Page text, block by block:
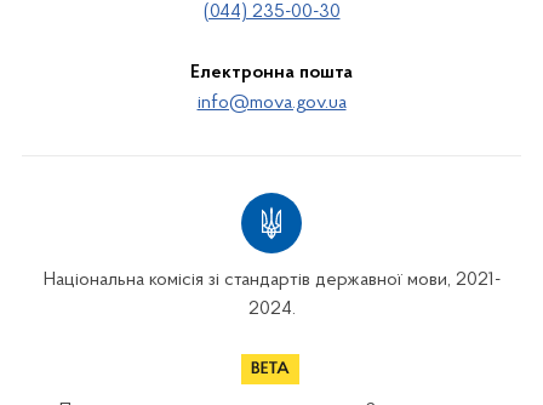
(044) 235-00-30
Електронна пошта
info@mova.gov.ua
Національна комісія зі стандартів державної мови, 2021-
2024.